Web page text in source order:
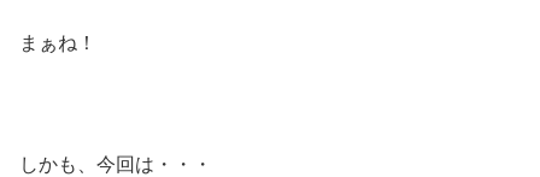
まぁね！
しかも、今回は・・・